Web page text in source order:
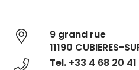
9 grand rue
11190 CUBIERES-
Tel. +33 4 68 20 41